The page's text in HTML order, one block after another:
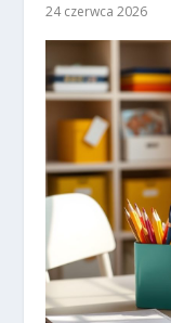
24 czerwca 2026